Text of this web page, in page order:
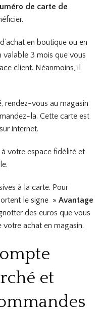
de carte de
en boutique ou en
valable 3 mois que vous
client. Néanmoins, il
rendez-vous au magasin
la. Cette carte est
internet.
votre espace fidélité et
à la carte. Pour
le signe » Avantage
des euros que vous
achat en magasin.
et